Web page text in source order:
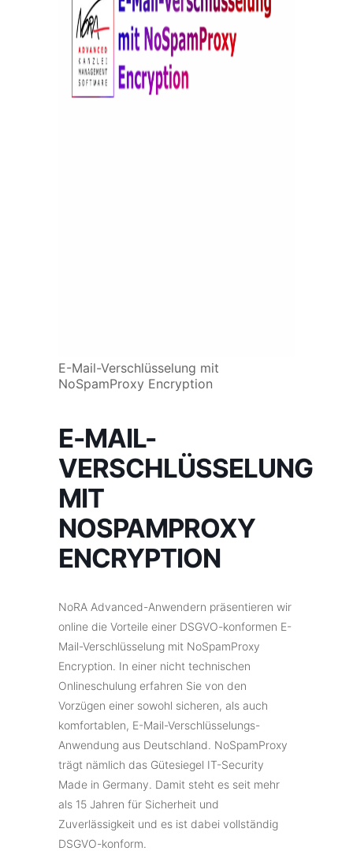
E-Mail-Verschlüsselung mit
NoSpamProxy Encryption
E-MAIL-
VERSCHLÜSSELUNG
MIT
NOSPAMPROXY
ENCRYPTION
NoRA Advanced-Anwendern präsentieren wir
online die Vorteile einer DSGVO-konformen E-
Mail-Verschlüsselung mit NoSpamProxy
Encryption. In einer nicht technischen
Onlineschulung erfahren Sie von den
Vorzügen einer sowohl sicheren, als auch
komfortablen, E-Mail-Verschlüsselungs-
Anwendung aus Deutschland. NoSpamProxy
trägt nämlich das Gütesiegel IT-Security
Made in Germany. Damit steht es seit mehr
als 15 Jahren für Sicherheit und
Zuverlässigkeit und es ist dabei vollständig
DSGVO-konform.